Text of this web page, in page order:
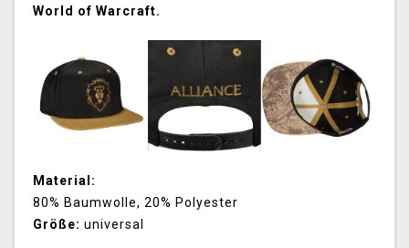
World of Warcraft.
Material:
80% Baumwolle, 20% Polyester
Größe: universal